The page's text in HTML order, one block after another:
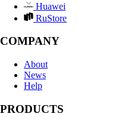
Huawei
RuStore
COMPANY
About
News
Help
PRODUCTS